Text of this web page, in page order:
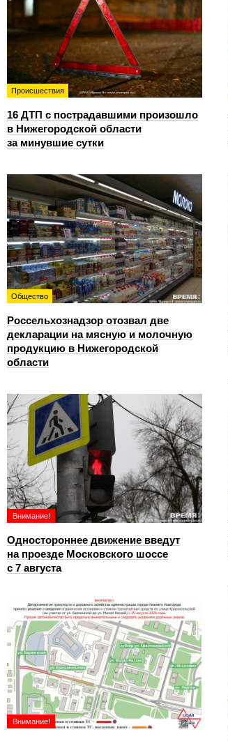
Происшествия
16 ДТП с пострадавшими произошло
в Нижегородской области
за минувшие сутки
Общество
Россельхознадзор отозвал две
декларации на мясную и молочную
продукцию в Нижегородской
области
Внимание!
Одностороннее движение введут
на проезде Московского шоссе
с 7 августа
Внимание!